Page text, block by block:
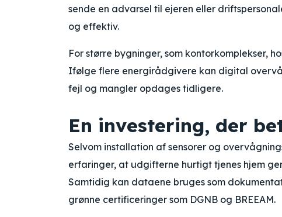
sende en advarsel til ejeren eller
og effektiv.
For større bygninger, som kontorkomplekser,
Ifølge flere energirådgivere kan digital
fejl og mangler opdages tidligere.
En investering, der
Selvom installation af sensorer og
erfaringer, at udgifterne hurtigt tjenes hjem
Samtidig kan dataene bruges som
grønne certificeringer som DGNB og BREEAM.